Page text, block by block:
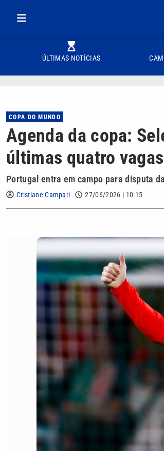
ÚLTIMAS NOTÍCIAS
COPA DO MUNDO
Agenda da copa:
últimas quatro vagas
Portugal entra em campo para disputa
Cristiane Campari 27/06/2026 | 10:15